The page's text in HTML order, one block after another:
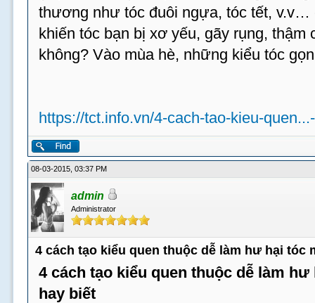
thương như tóc đuôi ngựa, tóc tết, v.v…
khiến tóc bạn bị xơ yếu, gãy rụng, thậm
không? Vào mùa hè, những kiểu tóc
https://tct.info.vn/4-cach-tao-kieu-
08-03-2015, 03:37 PM
admin
Administrator
4 cách tạo kiểu quen thuộc dễ làm hư hại tóc
4 cách tạo kiểu quen thuộc dễ làm
hay biết